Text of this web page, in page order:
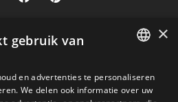
FR
×
gebruik van
en advertenties te personaliseren
We delen ook informatie over uw